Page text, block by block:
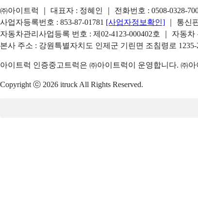
㈜아이트럭 ｜ 대표자 : 정혜인 ｜ 전화번호 : 0508-0328-
사업자등록번호 : 853-87-01781 [사업자정보확인]
｜ 통신
자동차관리사업등록 번호 : 제02-4123-000402호 ｜ 자동
본사 주소 : 강원특별자치도 인제군 기린면 조침령로
아이트럭 인증중고트럭은 ㈜아이트럭이 운영합니다. ㈜
Copyright ⓒ 2026 itruck All Rights Reserved.